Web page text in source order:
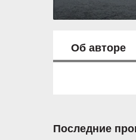
Об авторе
Последние